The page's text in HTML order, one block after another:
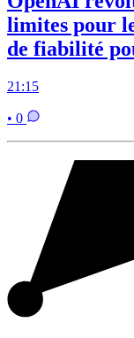
limites pour
de fiabilité
21:15
• 0